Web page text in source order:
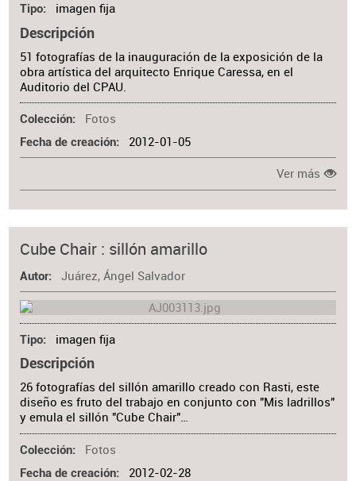
Tipo imagen fija
Descripción
51 fotografías de la inauguración de la exposición de la
obra artística del arquitecto Enrique Caressa, en el
Auditorio del CPAU.
Colección Fotos
Fecha de creación 2012-01-05
Ver más
Cube Chair : sillón amarillo
Autor Juárez, Ángel Salvador
Tipo imagen fija
Descripción
26 fotografías del sillón amarillo creado con Rasti, este
diseño es fruto del trabajo en conjunto con "Mis ladrillos"
y emula el sillón "Cube Chair"…
Colección Fotos
Fecha de creación 2012-02-28